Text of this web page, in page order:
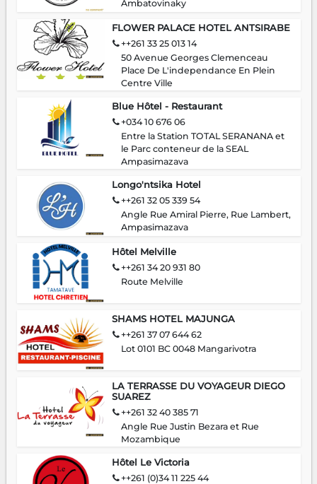
Ambatovinaky
FLOWER PALACE HOTEL ANTSIRABE
++261 33 25 013 14
50 Avenue Georges Clemenceau
Place De L'independance En Plein
Centre Ville
Blue Hôtel - Restaurant
+034 10 676 06
Entre la Station TOTAL SERANANA et
le Parc conteneur de la SEAL
Ampasimazava
Longo'ntsika Hotel
++261 32 05 339 54
Angle Rue Amiral Pierre, Rue Lambert,
Ampasimazava
Hôtel Melville
++261 34 20 931 80
Route Melville
SHAMS HOTEL MAJUNGA
++261 37 07 644 62
Lot 0101 BC 0048 Mangarivotra
LA TERRASSE DU VOYAGEUR DIEGO
SUAREZ
++261 32 40 385 71
Angle Rue Justin Bezara et Rue
Mozambique
Hôtel Le Victoria
++261 (0)34 11 225 44